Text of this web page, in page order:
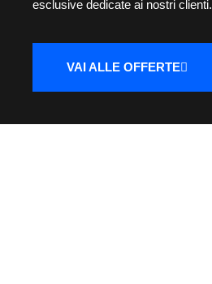
esclusive dedicate ai nostri clienti.
VAI ALLE OFFERTE